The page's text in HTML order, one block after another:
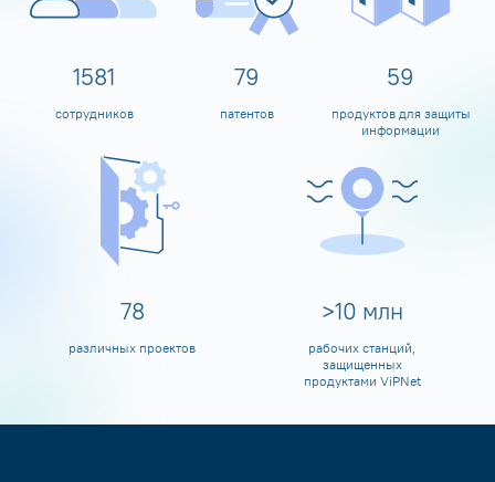
1600
сотрудников
80
патентов
60
продуктов для защиты
информации
80
различных проектов
>10 млн
рабочих станций,
защищенных
продуктами ViPNet